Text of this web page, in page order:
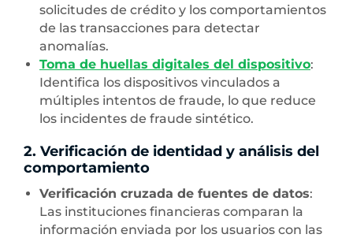
solicitudes de crédito y los comportamientos
de las transacciones para detectar
anomalías.
Toma de huellas digitales del dispositivo:
Identifica los dispositivos vinculados a
múltiples intentos de fraude, lo que reduce
los incidentes de fraude sintético.
2. Verificación de identidad y análisis del
comportamiento
Verificación cruzada de fuentes de datos:
Las instituciones financieras comparan la
información enviada por los usuarios con las